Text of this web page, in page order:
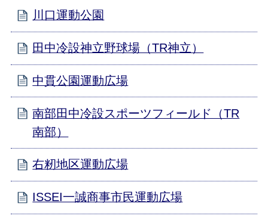
川口運動公園
田中冷設神立野球場（TR神立）
中貫公園運動広場
南部田中冷設スポーツフィールド（TR
南部）
右籾地区運動広場
ISSEI一誠商事市民運動広場